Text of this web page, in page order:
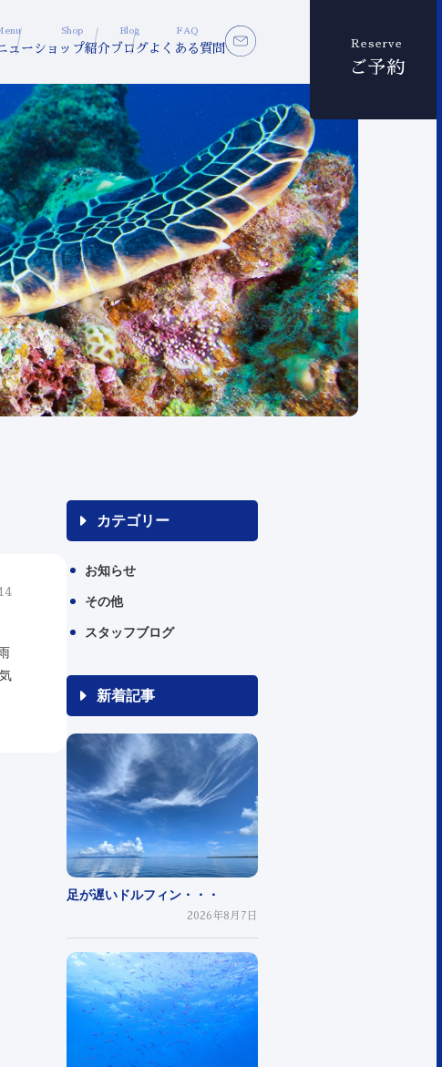
ュー
Shop
ショップ紹介
Blog
ブログ
FAQ
よくある質問 Reserve
ご予約
カテゴリー
お知らせ
その他
スタッフブログ
新着記事
足が遅いドルフィン・・・
2026年8月7日